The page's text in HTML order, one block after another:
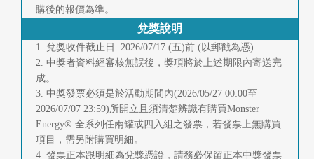
購後的報價為準。
兌獎說明
1. 兌獎收件截止日: 2026/07/17 (五)前 (以郵戳為憑)
2. 中獎者資料經審核無誤後，獎項將於上述期限內寄送完
成。
3. 中獎發票必須是於活動期間內(2026/05/27 00:00至
2026/07/07 23:59)所開立且須清楚辨識有購買Monster
Energy® 全系列任兩罐或四入組之發票，若發票上無購買
項目，需另附購買明細。
4. 發票正本跟明細為兌獎憑證，請務必保留正本中獎發票